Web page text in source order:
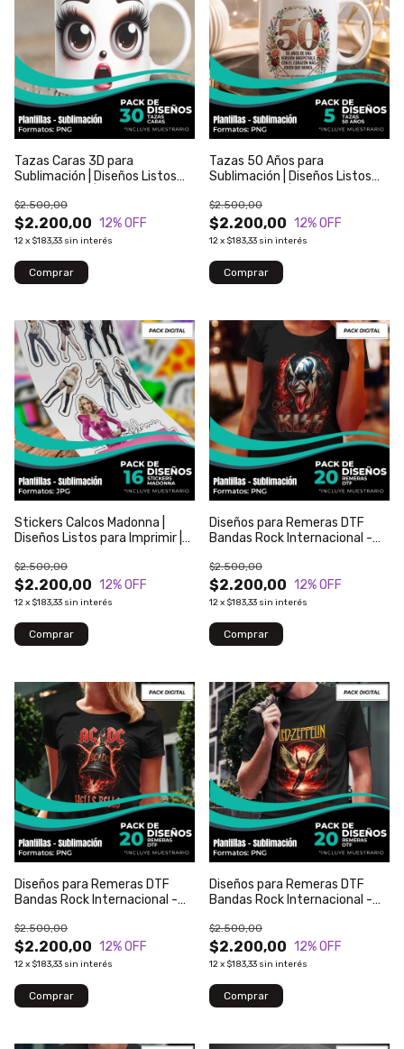
Tazas Caras 3D para
Sublimación | Diseños Listos
$2.200,00
$2.500,00
12% OFF
12x $183,33 sin interés
Tazas 50 Años para
Sublimación | Diseños Listos
$2.200,00
$2.500,00
12% OFF
12x $183,33 sin interés
Stickers Calcos Madonna |
Diseños Listos para Imprimir |
$2.200,00
$2.500,00
12% OFF
12x $183,33 sin interés
Diseños para Remeras DTF
Bandas Rock Internacional -
$2.200,00
$2.500,00
12% OFF
12x $183,33 sin interés
Diseños para Remeras DTF
Bandas Rock Internacional -
$2.200,00
$2.500,00
12% OFF
12x $183,33 sin interés
Diseños para Remeras DTF
Bandas Rock Internacional -
$2.200,00
$2.500,00
12% OFF
12x $183,33 sin interés